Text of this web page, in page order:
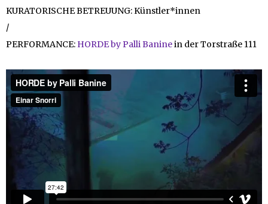
KURATORISCHE BETREUUNG: Künstler*innen
/
PERFORMANCE: HORDE by Palli Baninein der Torstraße 111